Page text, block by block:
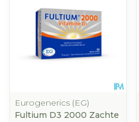
Eurogenerics (EG)
Fultium D3 2000 Zachte